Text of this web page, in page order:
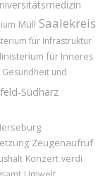
Müll Saalekreis
für Infrastruktur
für Inneres
und
Südharz
Zeugenaufruf
Konzert verdi